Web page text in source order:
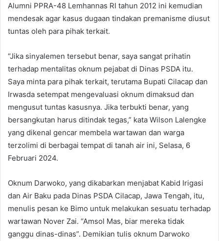
Alumni PPRA-48 Lemhannas RI tahun 2012 ini kemudian
mendesak agar kasus dugaan tindakan premanisme diusut
tuntas oleh para pihak terkait.
“Jika sinyalemen tersebut benar, saya sangat prihatin
terhadap mentalitas oknum pejabat di Dinas PSDA itu.
Saya minta para pihak terkait, terutama Bupati Cilacap dan
Irwasda setempat mengevaluasi oknum dimaksud dan
mengusut tuntas kasusnya. Jika terbukti benar, yang
bersangkutan harus ditindak tegas,” kata Wilson Lalengke
yang dikenal gencar membela wartawan dan warga
terzolimi di berbagai tempat di tanah air ini, Selasa, 6
Februari 2024.
Oknum Darwoko, yang dikabarkan menjabat Kabid Irigasi
dan Air Baku pada Dinas PSDA Cilacap, Jawa Tengah, itu,
menulis pesan ke Bimo untuk melakukan sesuatu terhadap
wartawan Nover Zai. “Amsol Mas, biar mereka tidak
ganggu dinas-dinas”. Demikian tulis oknum Darwoko